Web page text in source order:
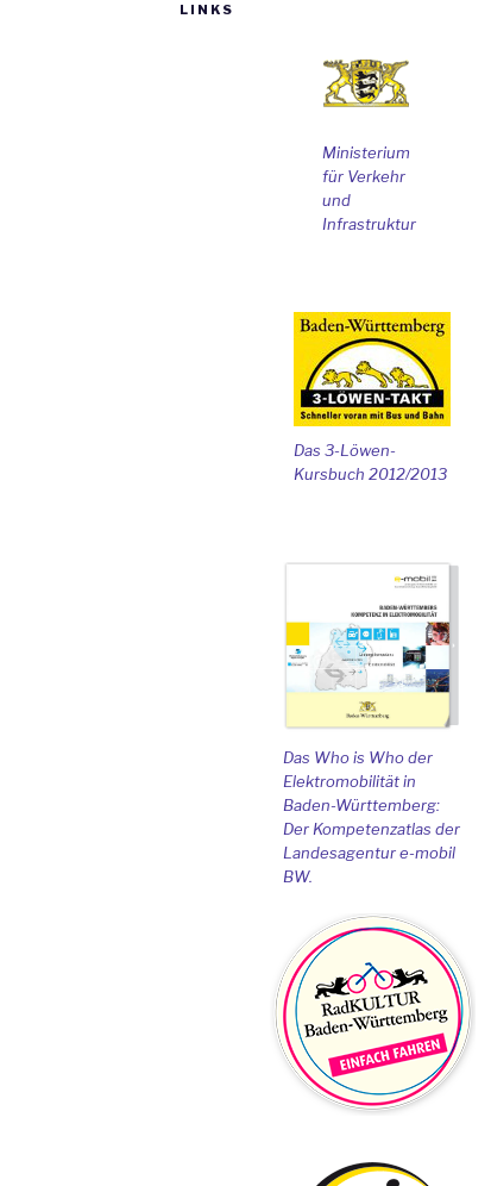
LINKS
Ministerium
für Verkehr
und
Infrastruktur
Das 3-Löwen-
Kursbuch 2012/2013
Das Who is Who der
Elektromobilität in
Baden-Württemberg:
Der Kompetenzatlas der
Landesagentur e-mobil
BW.